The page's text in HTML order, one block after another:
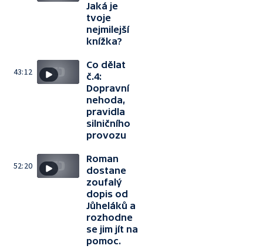
Jaká je
tvoje
nejmilejší
knížka?
43:12
Co dělat
č.4:
Dopravní
nehoda,
pravidla
silničního
provozu
52:20
Roman
dostane
zoufalý
dopis od
Jůheláků a
rozhodne
se jim jít na
pomoc.